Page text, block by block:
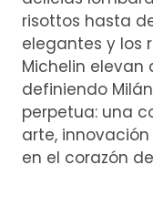
risottos hasta
elegantes y los
Michelin elevan
definiendo
perpetua: una
arte,
en el corazón